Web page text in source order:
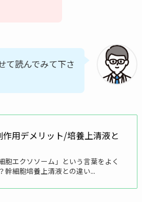
て読んでみて下さ
作用デメリット/培養上清液と
エクソソーム」という言葉をよく
幹細胞培養上清液との違い...